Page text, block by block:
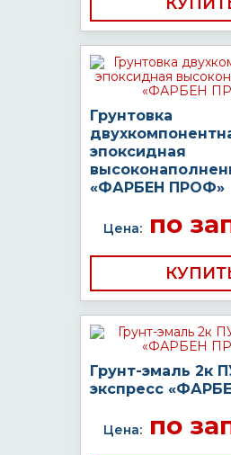
Грунтовка
эпоксидная
«ФАРБЕН ПРОФ»
Цена:по
Грунт-эмаль 2к
экспресс
Цена:по